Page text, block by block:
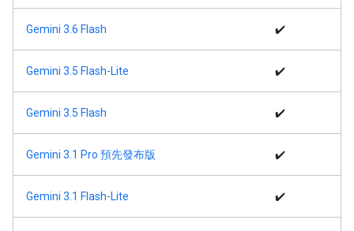
Gemini 3.6 Flash ✔️
Gemini 3.5 Flash-Lite ✔️
Gemini 3.5 Flash ✔️
Gemini 3.1 Pro 預先發布版 ✔️
Gemini 3.1 Flash-Lite ✔️